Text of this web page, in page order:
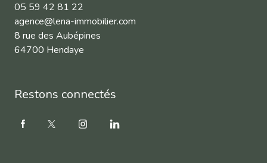
05 59 42 81 22
agence@lena-immobilier.com
8 rue des Aubépines
64700 Hendaye
Restons connectés